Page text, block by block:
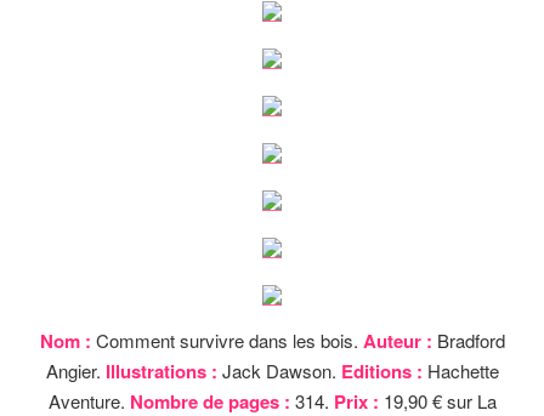
Nom : Comment survivre dans les bois. Auteur : Bradford
Angier. Illustrations : Jack Dawson. Editions : Hachette
Aventure. Nombre de pages : 314. Prix : 19,90 € sur La